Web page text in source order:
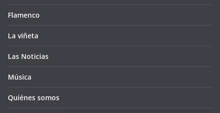
Flamenco
La viñeta
Las Noticias
Música
Quiénes somos